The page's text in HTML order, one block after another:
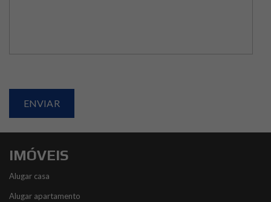
IMÓVEIS
Alugar casa
Alugar apartamento